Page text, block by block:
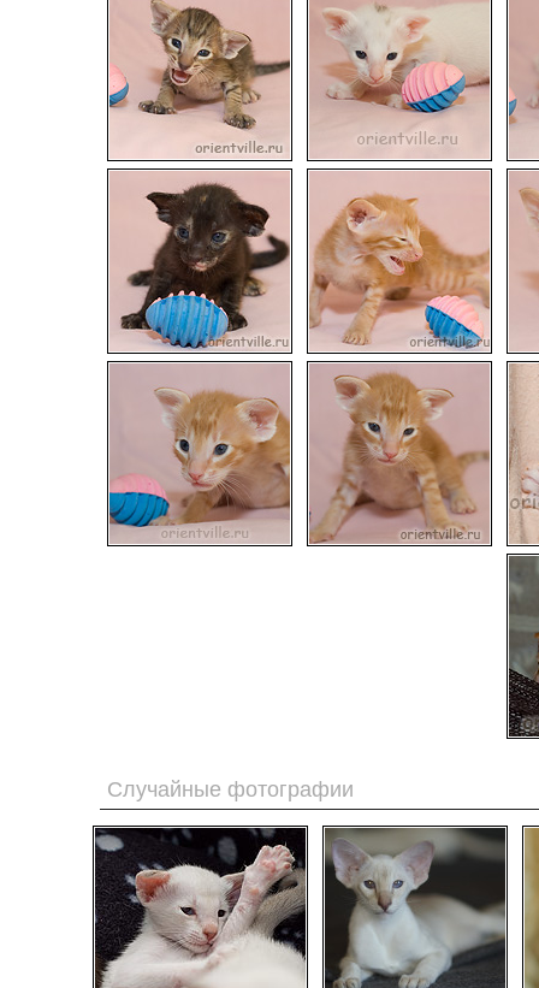
Случайные фотографии